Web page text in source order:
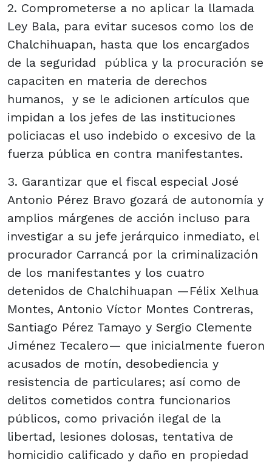
2. Comprometerse a no aplicar la llamada
Ley Bala, para evitar sucesos como los de
Chalchihuapan, hasta que los encargados
de la seguridad pública y la procuración se
capaciten en materia de derechos
humanos, y se le adicionen artículos que
impidan a los jefes de las instituciones
policiacas el uso indebido o excesivo de la
fuerza pública en contra manifestantes.
3. Garantizar que el fiscal especial José
Antonio Pérez Bravo gozará de autonomía y
amplios márgenes de acción incluso para
investigar a su jefe jerárquico inmediato, el
procurador Carrancá por la criminalización
de los manifestantes y los cuatro
detenidos de Chalchihuapan —Félix Xelhua
Montes, Antonio Víctor Montes Contreras,
Santiago Pérez Tamayo y Sergio Clemente
Jiménez Tecalero— que inicialmente fueron
acusados de motín, desobediencia y
resistencia de particulares; así como de
delitos cometidos contra funcionarios
públicos, como privación ilegal de la
libertad, lesiones dolosas, tentativa de
homicidio calificado y daño en propiedad